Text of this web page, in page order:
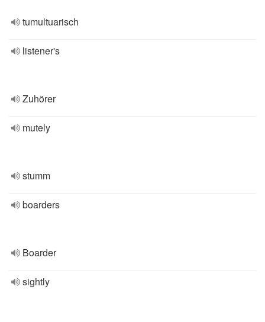
tumultuarisch
listener's
Zuhörer
mutely
stumm
boarders
Boarder
sightly